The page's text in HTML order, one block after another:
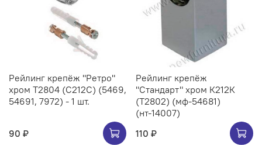
Рейлинг крепёж "Ретро"
хром Т2804 (С212C) (5469,
54691, 7972) - 1 шт.
90 ₽
Рейлинг крепёж
"Стандарт" хром К212К
(Т2802) (мф-54681)
(нт-14007)
110 ₽